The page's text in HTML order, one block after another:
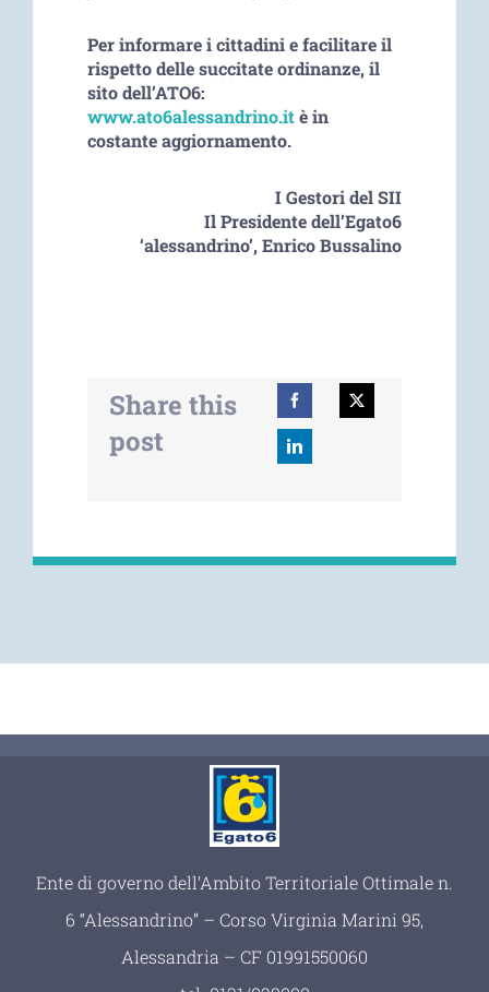
Per informare i cittadini e facilitare il
rispetto delle succitate ordinanze, il
sito dell’ATO6:
www.ato6alessandrino.itè in
costante aggiornamento.
I Gestori del SII
Il Presidente dell’Egato6
‘alessandrino’, Enrico Bussalino
Share this
post
Ente di governo dell’Ambito Territoriale Ottimale n.
6 “Alessandrino” – Corso Virginia Marini 95,
Alessandria – CF 01991550060